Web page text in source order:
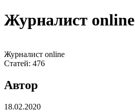
Журналист online
Журналист online
Статей: 476
Автор
18.02.2020